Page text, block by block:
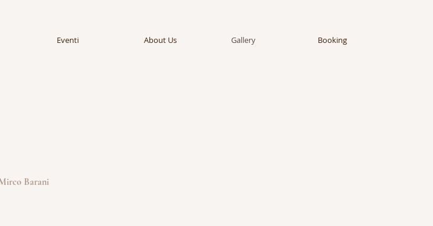
Eventi About Us Gallery Booking
Barani